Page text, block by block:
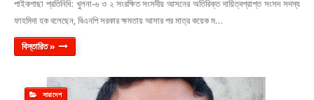
পাইকগাছা প্রতিনিধি: খুলনা-৬ ও ২ সংরক্ষিত সংসদীয় আসনের অতিরিক্ত দায়িত্বপ্রাপ্ত সংসদ সদস্য
ফাহমিদা হক বলেছেন, বিএনপি সরকার ক্ষমতায় আসার পর মাত্র কয়েক ম…
বিস্তারিত »
সারাদেশ